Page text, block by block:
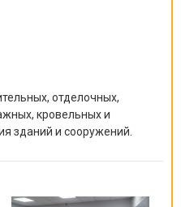
льных, отделочных,
, кровельных и
зданий и сооружений.